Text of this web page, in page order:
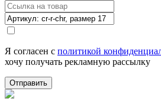
Я согласен с политикой
хочу получать рекламную рассылку
Отправить